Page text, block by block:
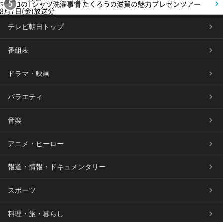
5
マツコのTシャツ洗濯事情 たくろうの滋賀の魅力プレゼンツアー
8月7日(金)放送分
テレビ朝日トップ
番組表
ドラマ・映画
バラエティ
音楽
アニメ・ヒーロー
報道・情報・ドキュメンタリー
スポーツ
料理・旅・暮らし